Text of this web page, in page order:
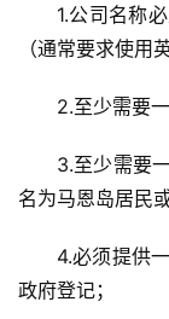
1.公司名称
（通常要求使用
2.至少需要
3.至少需要
名为马恩岛居民
4.必须提供
政府登记；